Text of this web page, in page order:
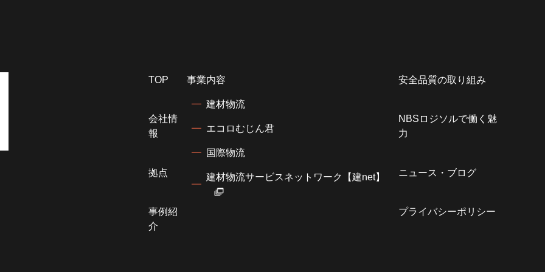
TOP
会社情
報
拠点
事例紹
介
事業内容
建材物流
エコロむじん君
国際物流
建材物流サービスネットワーク【建net】
安全品質の取り組み
NBSロジソルで働く魅
力
ニュース・ブログ
プライバシーポリシー